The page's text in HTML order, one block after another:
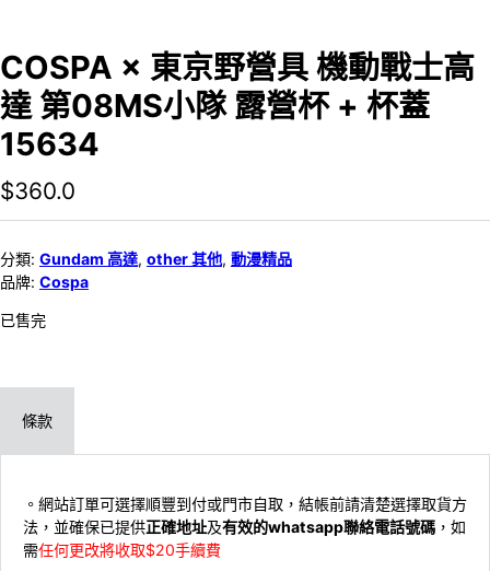
COSPA × 東京野營具 機動戰士高
達 第08MS小隊 露營杯 + 杯蓋
15634
$360.0
分類: Gundam 高達, other 其他, 動漫精品
品牌: Cospa
已售完
條款
。網站訂單可選擇順豐到付或門市自取，結帳前請清楚選擇取貨方
法，並確保已提供正確地址及有效的whatsapp聯絡電話號碼 ，如
需任何更改將收取$20手續費